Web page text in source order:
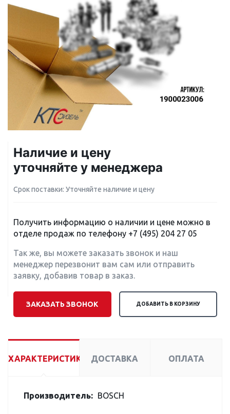
Наличие и цену
уточняйте у менеджера
Срок поставки: Уточняйте наличие и цену
Получить информацию о наличии и цене можно в
отделе продаж по телефону +7 (495) 204 27 05
Так же, вы можете заказать звонок и наш
менеджер перезвонит вам сам или отправить
заявку, добавив товар в заказ.
ЗАКАЗАТЬ ЗВОНОК ДОБАВИТЬ В КОРЗИНУ
ХАРАКТЕРИСТИКИ ДОСТАВКА ОПЛАТА
Производитель: BOSCH